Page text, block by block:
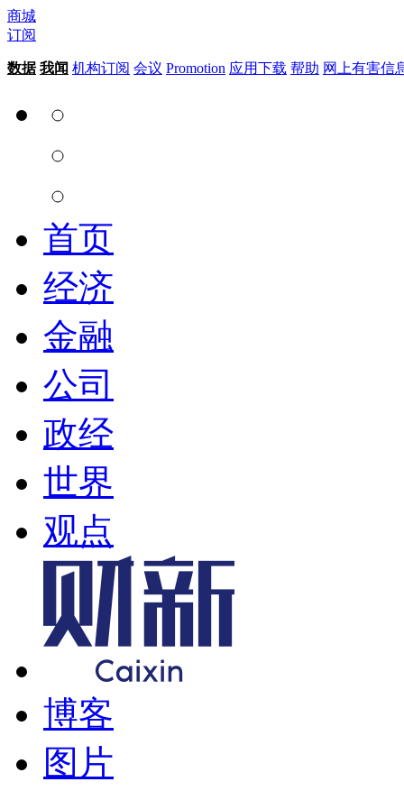
商城
订阅
数据 我闻 机构订阅 会议 Promotion 应用下载 帮助 网上有害信
首页
经济
金融
公司
政经
世界
观点
博客
图片